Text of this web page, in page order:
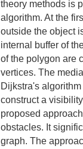
theory methods is
algorithm. At the
outside the object
internal buffer of
of the polygon are
vertices. The
Dijkstra's
construct a
proposed
obstacles. It
graph. The